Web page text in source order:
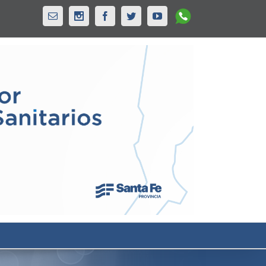
Email InstagramFacebookTwitterYoutubeWhatsapp